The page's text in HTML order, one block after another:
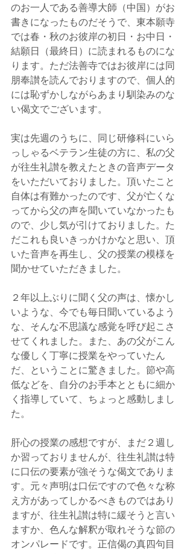
のお一人である善導大師（中国）がお
書きになったものだそうで、東本願寺
では春・秋のお彼岸の初日・お中日・
結願日（最終日）に読まれるものにな
ります。ただ法善寺ではお彼岸には同
朋奉讃を読んでおりますので、個人的
には恥ずかしながらあまり馴染みのな
い偈文でございます。
実は先週のうちに、同じ研修科にいら
っしゃるベテラン生徒の方に、私の父
が往生礼讃を教えたときの音声データ
をいただいておりました。頂いたこと
自体は有難かったのです、父が亡くな
ってから父の声を聞いていなかったも
ので、少し気が引けておりました。た
だこれも良いきっかけかなと思い、頂
いた音声を再生し、父の授業の模様を
聞かせていただきました。
２年以上ぶりに聞く父の声は、懐かし
いような、今でも毎日聞いているよう
な、そんな不思議な感覚を呼び起こさ
せてくれました。また、あの父がこん
な優しく丁寧に授業をやっていたん
だ、ということに驚きました。節や高
低などを、自分のお手本とともに細か
く指導していて、ちょっと感動しまし
た。
肝心の授業の感想ですが、まだ２週し
か習っておりませんが、往生礼讃は特
に口伝の要素が強そうな偈文でありま
す。元々声明は口伝ですので色々な称
え方があってしかるべきものではあり
ますが、往生礼讃は特に緩そうと言い
ますか、色んな解釈が取れそうな節の
オンパレードです。正信偈の真四句目